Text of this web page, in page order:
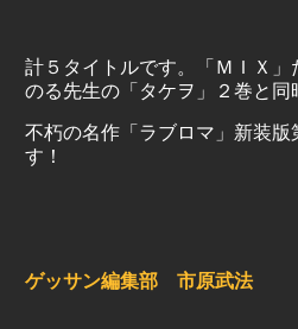
計５タイトルです。「ＭＩＸ」
のる先生の「タケヲ」２巻と同
不朽の名作「ラブロマ」新装
す！
ゲッサン編集部 市原武法